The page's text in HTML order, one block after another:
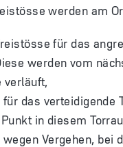
werden am
für das
werden vom
verläuft,
das verteidigende
in diesem
Vergehen, bei